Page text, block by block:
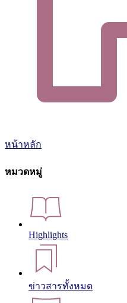
หน้าหลัก
หมวดหมู่
Highlights
ข่าวสารทั้งหมด